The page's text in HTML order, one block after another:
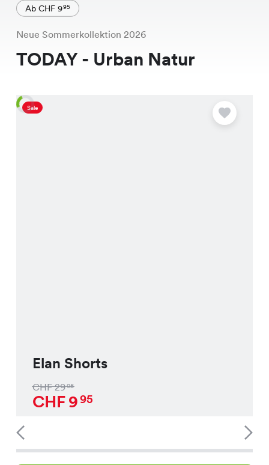
Ab CHF 995
Neue Sommerkollektion 2026
TODAY - Urban Natur
Sale
Elan Shorts
CHF2995
CHF995